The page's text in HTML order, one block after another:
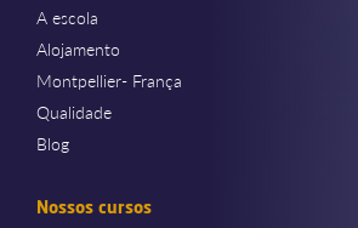
A escola
Alojamento
Montpellier- França
Qualidade
Blog
Nossos cursos